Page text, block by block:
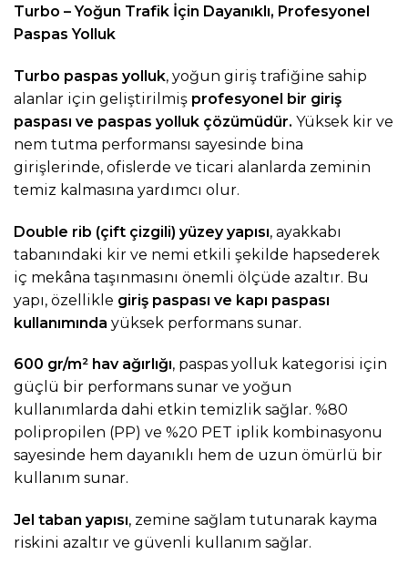
Turbo – Yoğun Trafik İçin Dayanıklı, Profesyonel
Paspas Yolluk
Turbo paspas yolluk, yoğun giriş trafiğine sahip
alanlar için geliştirilmiş profesyonel bir giriş
paspası ve paspas yolluk çözümüdür. Yüksek kir ve
nem tutma performansı sayesinde bina
girişlerinde, ofislerde ve ticari alanlarda zeminin
temiz kalmasına yardımcı olur.
Double rib (çift çizgili) yüzey yapısı, ayakkabı
tabanındaki kir ve nemi etkili şekilde hapsederek
iç mekâna taşınmasını önemli ölçüde azaltır. Bu
yapı, özellikle giriş paspası ve kapı paspası
kullanımında yüksek performans sunar.
600 gr/m² hav ağırlığı, paspas yolluk kategorisi için
güçlü bir performans sunar ve yoğun
kullanımlarda dahi etkin temizlik sağlar. %80
polipropilen (PP) ve %20 PET iplik kombinasyonu
sayesinde hem dayanıklı hem de uzun ömürlü bir
kullanım sunar.
Jel taban yapısı, zemine sağlam tutunarak kayma
riskini azaltır ve güvenli kullanım sağlar.